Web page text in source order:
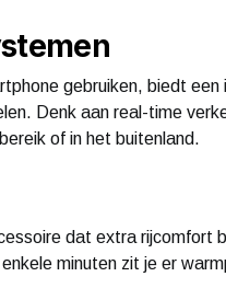
gebruiken, biedt een
Denk aan real-time
of in het buitenland.
dat extra rijcomfort
minuten zit je er